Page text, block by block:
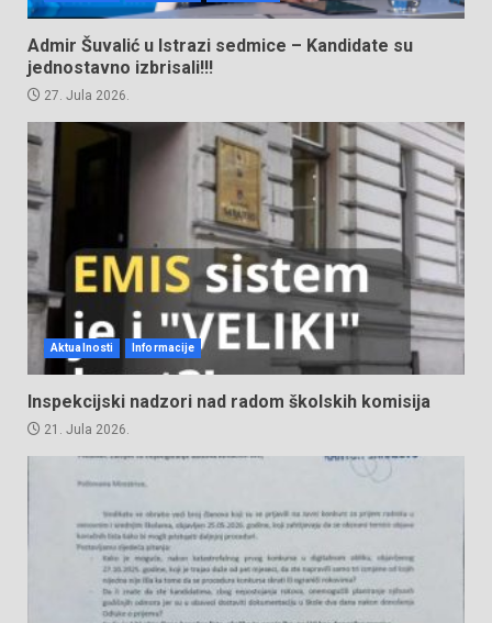
Admir Šuvalić u Istrazi sedmice – Kandidate su
jednostavno izbrisali!!!
27. Jula 2026.
Aktualnosti Informacije
Inspekcijski nadzori nad radom školskih komisija
21. Jula 2026.